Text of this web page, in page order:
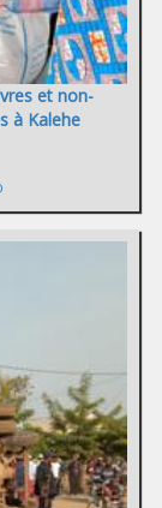
et non-
à Kalehe